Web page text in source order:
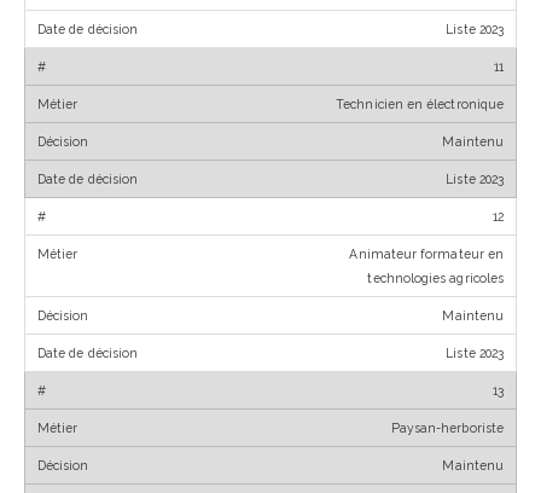
Liste 2023
11
Technicien en électronique
Maintenu
Liste 2023
12
Animateur formateur en
technologies agricoles
Maintenu
Liste 2023
13
Paysan-herboriste
Maintenu